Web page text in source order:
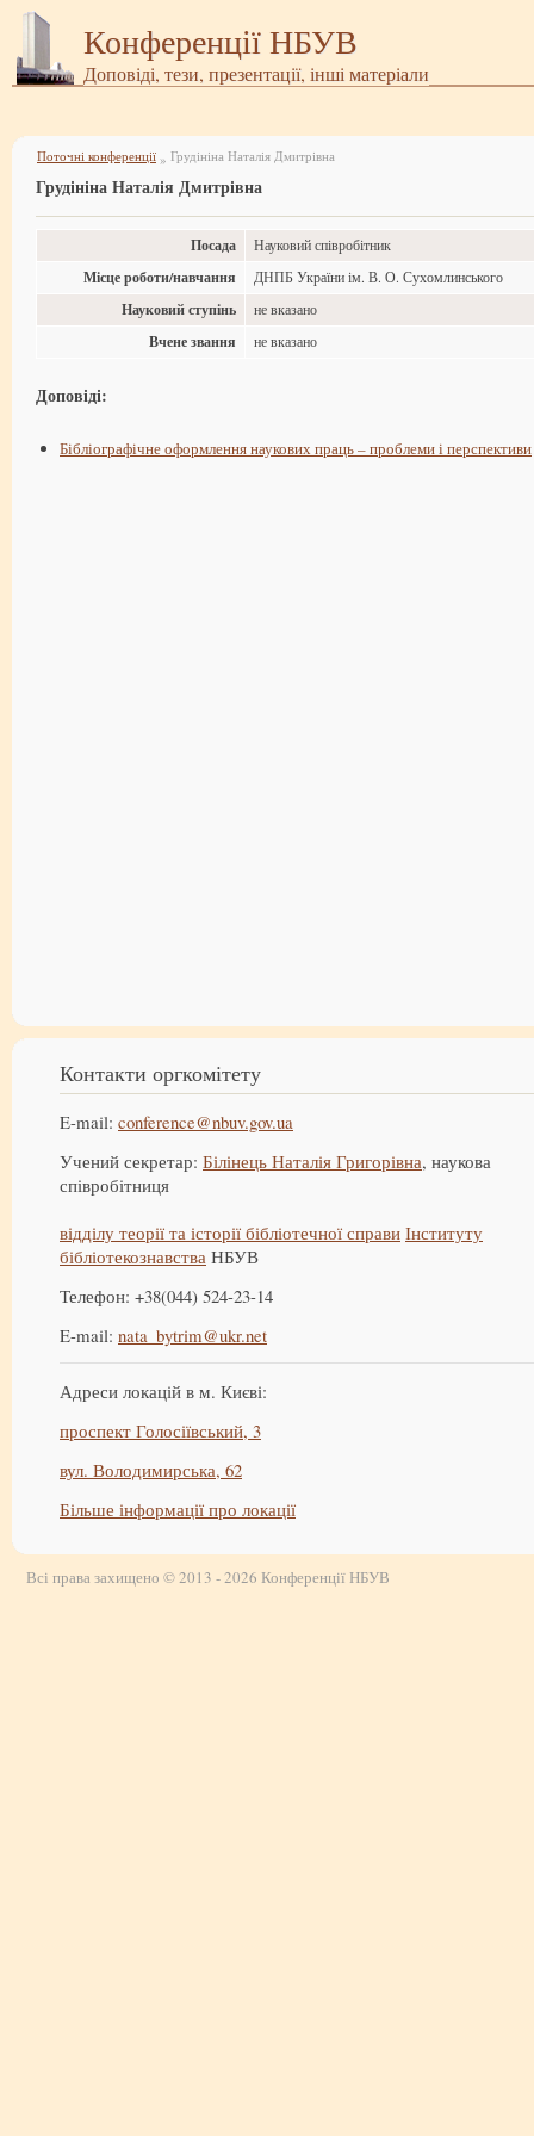
Конференції НБУВ
Доповіді, тези, презентації, інші матеріали
Поточні конференції » Грудініна Наталія Дмитрівна
Грудініна Наталія Дмитрівна
Посада Науковий співробітник
Місце роботи/навчання ДНПБ України ім. В. О. Сухомлинського
Науковий ступінь не вказано
Вчене звання не вказано
Доповіді:
Бібліографічне оформлення наукових праць – проблеми і перспективи
Контакти оргкомітету
E-mail: conference@nbuv.gov.ua
Учений секретар: Білінець Наталія Григорівна, наукова
співробітниця
відділу теорії та історії бібліотечної справи Інституту
бібліотекознавства НБУВ
Телефон: +38(044) 524-23-14
E-mail: nata_bytrim@ukr.net
Адреси локацій в м. Києві:
проспект Голосіївський, 3
вул. Володимирська, 62
Більше інформації про локації
Всі права захищено © 2013 - 2026 Конференції НБУВ